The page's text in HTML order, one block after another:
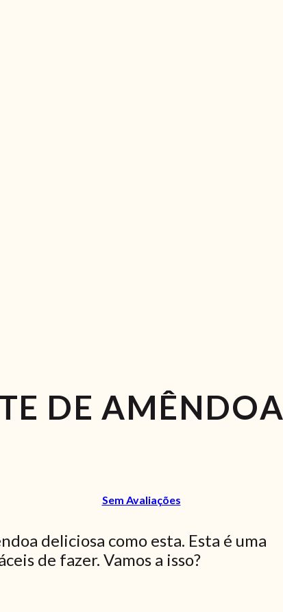
DE AMÊNDOA
Sem Avaliações
deliciosa como esta. Esta é uma
de fazer. Vamos a isso?